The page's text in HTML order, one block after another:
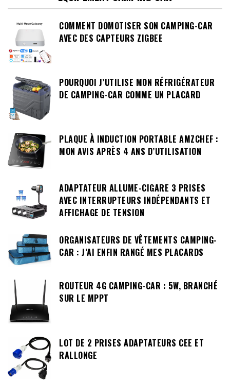
COMMENT DOMOTISER SON CAMPING-CAR
AVEC DES CAPTEURS ZIGBEE
POURQUOI J’UTILISE MON RÉFRIGÉRATEUR
DE CAMPING-CAR COMME UN PLACARD
PLAQUE À INDUCTION PORTABLE AMZCHEF :
MON AVIS APRÈS 4 ANS D’UTILISATION
ADAPTATEUR ALLUME-CIGARE 3 PRISES
AVEC INTERRUPTEURS INDÉPENDANTS ET
AFFICHAGE DE TENSION
ORGANISATEURS DE VÊTEMENTS CAMPING-
CAR : J’AI ENFIN RANGÉ MES PLACARDS
ROUTEUR 4G CAMPING-CAR : 5W, BRANCHÉ
SUR LE MPPT
LOT DE 2 PRISES ADAPTATEURS CEE ET
RALLONGE